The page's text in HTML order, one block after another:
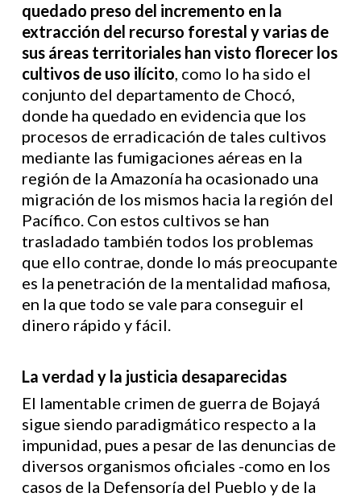
quedado preso del incremento en la
extracción del recurso forestal y varias de
sus áreas territoriales han visto florecer los
cultivos de uso ilícito, como lo ha sido el
conjunto del departamento de Chocó,
donde ha quedado en evidencia que los
procesos de erradicación de tales cultivos
mediante las fumigaciones aéreas en la
región de la Amazonía ha ocasionado una
migración de los mismos hacia la región del
Pacífico. Con estos cultivos se han
trasladado también todos los problemas
que ello contrae, donde lo más preocupante
es la penetración de la mentalidad mafiosa,
en la que todo se vale para conseguir el
dinero rápido y fácil.
La verdad y la justicia desaparecidas
El lamentable crimen de guerra de Bojayá
sigue siendo paradigmático respecto a la
impunidad, pues a pesar de las denuncias de
diversos organismos oficiales -como en los
casos de la Defensoría del Pueblo y de la